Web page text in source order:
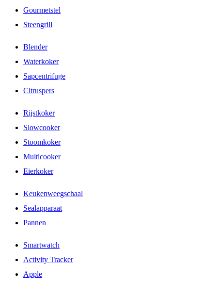
Gourmetstel
Steengrill
Blender
Waterkoker
Sapcentrifuge
Citruspers
Rijstkoker
Slowcooker
Stoomkoker
Multicooker
Eierkoker
Keukenweegschaal
Sealapparaat
Pannen
Smartwatch
Activity Tracker
Apple